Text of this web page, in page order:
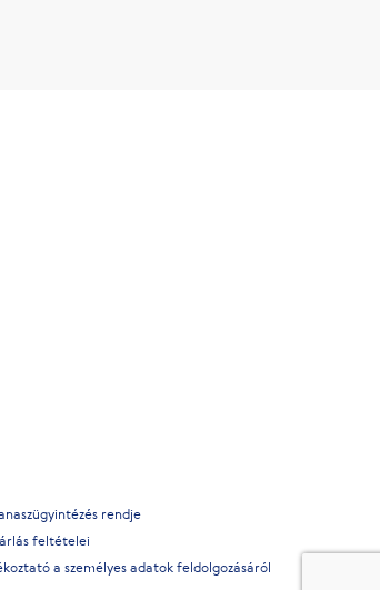
rendje
feltételei
a személyes adatok feldolgozásáról